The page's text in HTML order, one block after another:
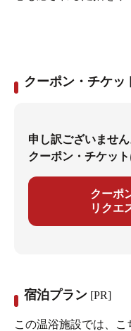
クーポン・チケッ
申し訳ございませ
クーポン・チケット
クーポ
リクエ
宿泊プラン [PR]
この温浴施設では、